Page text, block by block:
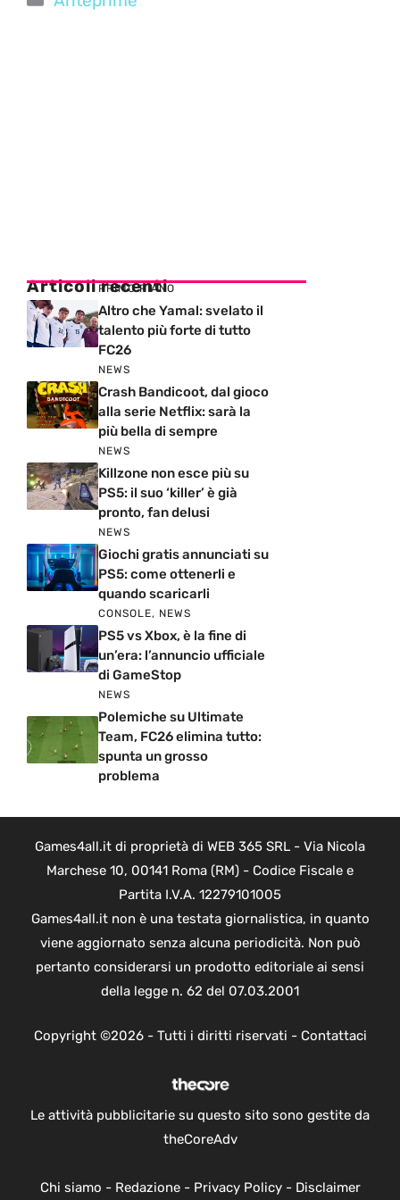
Articoli recenti
PRIMO PIANO
Altro che Yamal: svelato il
talento più forte di tutto
FC26
NEWS
Crash Bandicoot, dal gioco
alla serie Netflix: sarà la
più bella di sempre
NEWS
Killzone non esce più su
PS5: il suo ‘killer’ è già
pronto, fan delusi
NEWS
Giochi gratis annunciati su
PS5: come ottenerli e
quando scaricarli
CONSOLE, NEWS
PS5 vs Xbox, è la fine di
un’era: l’annuncio ufficiale
di GameStop
NEWS
Polemiche su Ultimate
Team, FC26 elimina tutto:
spunta un grosso
problema
Games4all.it di proprietà di WEB 365 SRL - Via Nicola
Marchese 10, 00141 Roma (RM) - Codice Fiscale e
Partita I.V.A. 12279101005
Games4all.it non è una testata giornalistica, in quanto
viene aggiornato senza alcuna periodicità. Non può
pertanto considerarsi un prodotto editoriale ai sensi
della legge n. 62 del 07.03.2001
Copyright ©2026 - Tutti i diritti riservati - Contattaci
Le attività pubblicitarie su questo sito sono gestite da
theCoreAdv
Chi siamo - Redazione- Privacy Policy- Disclaimer